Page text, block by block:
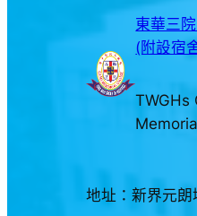
東華三
(附設宿
TWGHs
地址：新界元